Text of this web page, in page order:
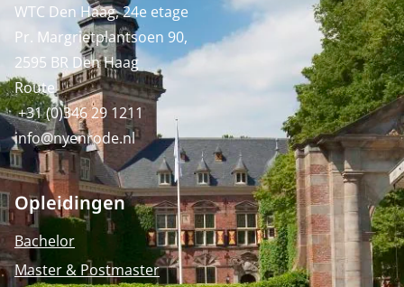
WTC Den Haag, 24e etage
Pr. Margrietplantsoen 90,
2595 BR Den Haag
Route
+31 (0)346 29 1211
info@nyenrode.nl
Opleidingen
Bachelor
Master & Postmaster